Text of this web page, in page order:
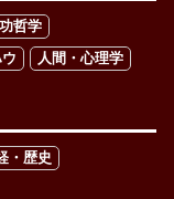
哲学
人間・心理学
・歴史